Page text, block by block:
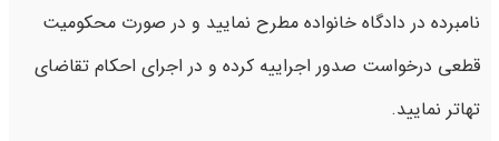
نامبرده در دادگاه خانواده مطرح نمایید و در صورت محکومیت
قطعی درخواست صدور اجراییه کرده و در اجرای احکام تقاضای
تهاتر نمایید.